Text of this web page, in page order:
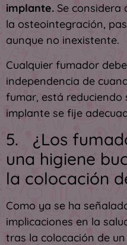
implante. Se considera
la osteointegración,
aunque no inexistente.
Cualquier fumador
independencia de
fumar, está reduciendo
implante se fije
5. ¿Los
una higiene
la colocación
Como ya se ha
implicaciones en la
tras la colocación de